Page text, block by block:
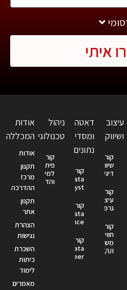
איתי
עיצוב
ושיווק
קורס
שיווק
דיגיטלי
קורס
עיצוב
גרפי
קורס
חווית
משתמש
UX/UI
דאטה
ומסדי
נתונים
קורס
Data
Analyst
קורס
Data
Science
קורס
Data
Engineer
ניהול
טכנולוגי
קורס
פיתוח
למידה
והדרכה
אודות
המכללה
אודות
תקנון
מרכז
ההדרכה
תקנון
אתר
הצהרת
נגישות
השכרת
כיתות
לימוד
מאמרים